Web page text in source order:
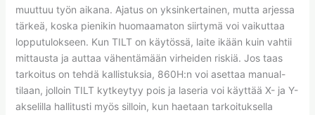
muuttuu työn aikana. Ajatus on yksinkertainen, mutta arjessa
tärkeä, koska pienikin huomaamaton siirtymä voi vaikuttaa
lopputulokseen. Kun TILT on käytössä, laite ikään kuin vahtii
mittausta ja auttaa vähentämään virheiden riskiä. Jos taas
tarkoitus on tehdä kallistuksia, 860H:n voi asettaa manual-
tilaan, jolloin TILT kytkeytyy pois ja laseria voi käyttää X- ja Y-
akselilla hallitusti myös silloin, kun haetaan tarkoituksella